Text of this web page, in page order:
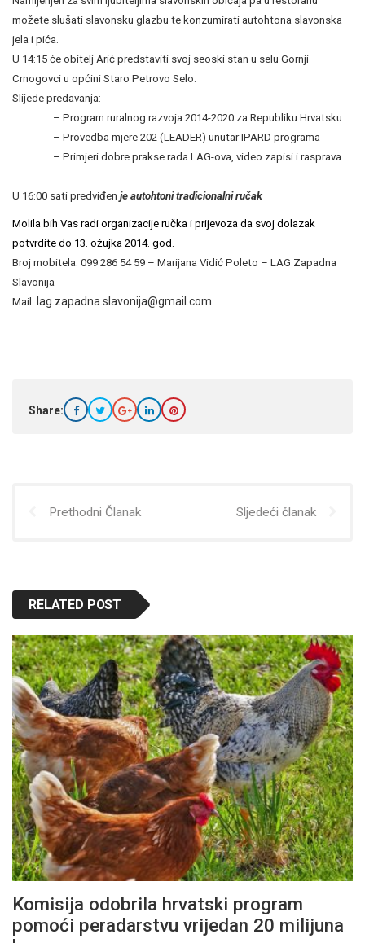
možete slušati slavonsku glazbu te konzumirati autohtona slavonska
jela i pića.
U 14:15 će obitelj Arić predstaviti svoj seoski stan u selu Gornji
Crnogovci u općini Staro Petrovo Selo.
Slijede predavanja:
– Program ruralnog razvoja 2014-2020 za Republiku Hrvatsku
– Provedba mjere 202 (LEADER) unutar IPARD programa
– Primjeri dobre prakse rada LAG-ova, video zapisi i rasprava
U 16:00 sati predviđen je autohtoni tradicionalni ručak
Molila bih Vas radi organizacije ručka i prijevoza da svoj dolazak
potvrdite do 13. ožujka 2014. god.
Broj mobitela: 099 286 54 59 – Marijana Vidić Poleto – LAG Zapadna
Slavonija
Mail: lag.zapadna.slavonija@gmail.com
Share:
Prethodni Članak Sljedeći članak
RELATED POST
Komisija odobrila hrvatski program
pomoći peradarstvu vrijedan 20 milijuna